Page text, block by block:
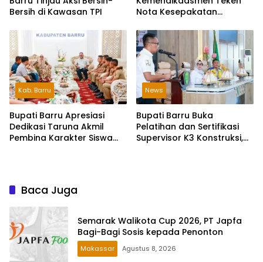
Bersih di Kawasan TPI
Nota Kesepakatan
Indonesia dan Bahasa
Daerah
Kab. Barru
Bupati Barru Apresiasi
Dedikasi Taruna Akmil
Pembina Karakter Siswa
News
Bupati Barru Buka
Pelatihan dan Sertifikasi
Supervisor K3 Konstruksi,
Baca Juga
Semarak Walikota Cup 2026, PT Japfa
Bagi-Bagi Sosis kepada Penonton
Makassar Agustus 8, 2026